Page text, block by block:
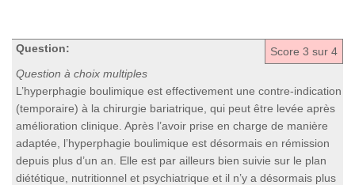
Score 3 sur 4
Question:
Question à choix multiples
L’hyperphagie boulimique est effectivement une contre-indication
(temporaire) à la chirurgie bariatrique, qui peut être levée après
amélioration clinique. Après l’avoir prise en charge de manière
adaptée, l’hyperphagie boulimique est désormais en rémission
depuis plus d’un an. Elle est par ailleurs bien suivie sur le plan
diététique, nutritionnel et psychiatrique et il n’y a désormais plus